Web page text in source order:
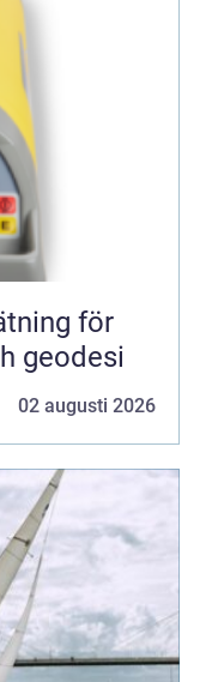
geodesi
02 augusti 2026